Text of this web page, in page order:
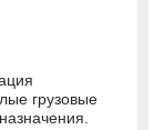
грузовые